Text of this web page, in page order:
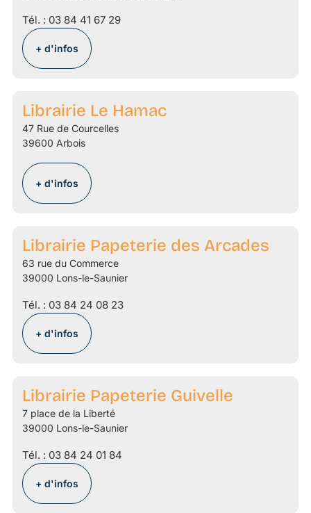
Tél. : 03 84 41 67 29
+ d'infos
Librairie Le Hamac
47 Rue de Courcelles
39600 Arbois
+ d'infos
Librairie Papeterie des Arcades
63 rue du Commerce
39000 Lons-le-Saunier
Tél. : 03 84 24 08 23
+ d'infos
Librairie Papeterie Guivelle
7 place de la Liberté
39000 Lons-le-Saunier
Tél. : 03 84 24 01 84
+ d'infos